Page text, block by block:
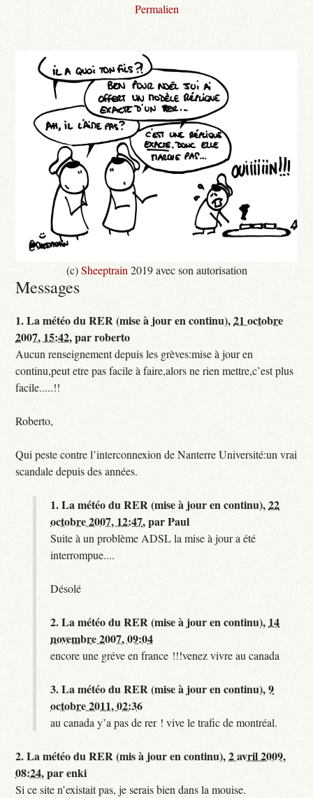
Permalien
(c)Sheeptrain 2019 avec son autorisation
Messages
1.La météo du RER (mise à jour en continu),21 octobre
2007, 15:42,parroberto
Aucun renseignement depuis les grèves:mise à jour en
continu,peut etre pas facile à faire,alors ne rien mettre,c’est plus
facile.....!!
Roberto,
Qui peste contre l’interconnexion de Nanterre Université:un vrai
scandale depuis des années.
1.La météo du RER (mise à jour en continu),22
octobre 2007, 12:47,parPaul
Suite à un problème ADSL la mise à jour a été
interrompue....
Désolé
2.La météo du RER (mise à jour en continu), 14
novembre 2007, 09:04
encore une gréve en france !!!venez vivre au canada
3.La météo du RER (mise à jour en continu),9
octobre 2011, 02:36
au canada y’a pas de rer ! vive le trafic de montréal.
2.La météo du RER (mis à jour en continu),2 avril 2009,
08:24,parenki
Si ce site n’existait pas, je serais bien dans la mouise.